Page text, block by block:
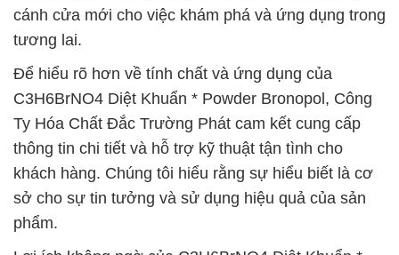
cánh cửa mới cho việc khám phá và ứng dụng trong
tương lai.
Để hiểu rõ hơn về tính chất và ứng dụng của
C3H6BrNO4 Diệt Khuẩn * Powder Bronopol, Công
Ty Hóa Chất Đắc Trường Phát cam kết cung cấp
thông tin chi tiết và hỗ trợ kỹ thuật tận tình cho
khách hàng. Chúng tôi hiểu rằng sự hiểu biết là cơ
sở cho sự tin tưởng và sử dụng hiệu quả của sản
phẩm.